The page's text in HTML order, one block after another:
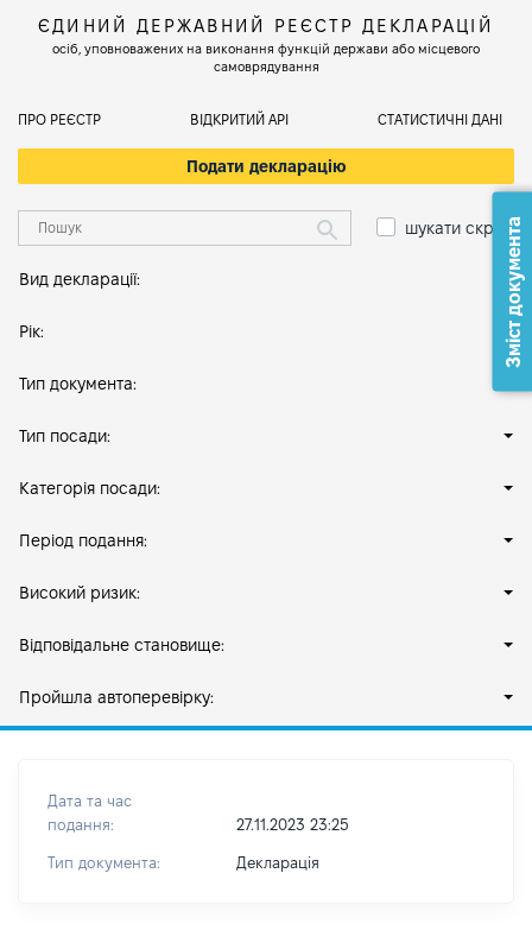
ЄДИНИЙ ДЕРЖАВНИЙ РЕЄСТР ДЕКЛАРАЦІЙ
осіб, уповноважених на виконання функцій держави або місцевого
самоврядування
ПРО РЕЄСТР ВІДКРИТИЙ АРІ СТАТИСТИЧНІ ДАНІ
Подати декларацію
шукати скрізь
Вид декларації:
Рік:
Тип документа:
Тип посади:
Категорія посади:
Період подання:
Високий ризик:
Відповідальне становище:
Пройшла автоперевірку:
Дата та час
подання:
27.11.2023 23:25
Тип документа: Декларація
Зміст документа